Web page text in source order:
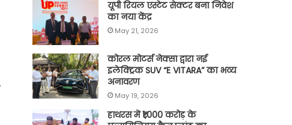
यूपी रियल एस्टेट सेक्टर बना निवेश
का नया केंद्र
May 21, 2026
कोरल मोटर्स नेक्सा द्वारा नई
इलेक्ट्रिक SUV “E VITARA” का भव्य
अनावरण
May 19, 2026
हाथरस में ₹1,000 करोड़ के